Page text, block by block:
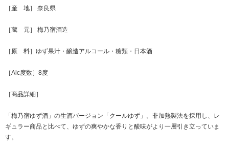
［産 地］ 奈良県
［蔵 元］ 梅乃宿酒造
［原 料］ゆず果汁・醸造アルコール・糖類・日本酒
［Alc度数］8度
［商品詳細］
「梅乃宿ゆず酒」の生酒バージョン「クールゆず」。非加熱製法を採用し、レ
ギュラー商品と比べて、ゆずの爽やかな香りと酸味がより一層引き立っていま
す。